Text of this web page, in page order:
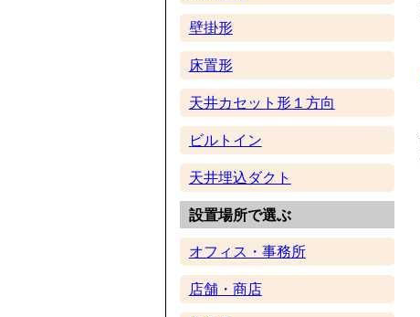
壁掛形
床置形
天井カセット形１方向
ビルトイン
天井埋込ダクト
設置場所で選ぶ
オフィス・事務所
店舗・商店